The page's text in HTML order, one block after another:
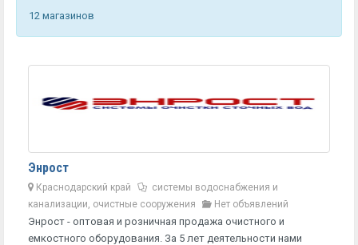
12 магазинов
Энрост
Краснодарский край
системы водоснабжения и
канализации, очистные сооружения
Нет объявлений
Энрост - оптовая и розничная продажа очистного и
емкостного оборудования. За 5 лет деятельности нами